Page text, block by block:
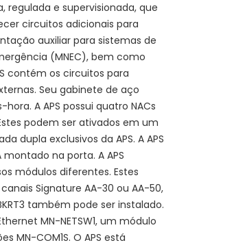
e supervisionada, que
circuitos adicionais para
auxiliar para sistemas de
(MNEC), bem como
contém os circuitos para
Seu gabinete de aço
A APS possui quatro NACs
podem ser ativados em um
dupla exclusivos da APS. A APS
na porta. A APS
módulos diferentes. Estes
Signature AA-30 ou AA-50,
também pode ser instalado.
MN-NETSW1, um módulo
MN-COM1S. O APS está